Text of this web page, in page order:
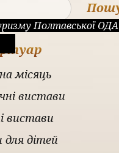
Полтавської ОДА
місяць
вистави
вистави
дітей